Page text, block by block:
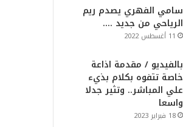
سامي الفهري يصدم ريم
الرياحي من جديد ….
11 أغسطس 2022
بالفيديو / مقدمة اذاعة
خاصة تتفوه بكلام بذيء
علي المباشر.. وتثير جدلا
واسعا
18 فبراير 2023